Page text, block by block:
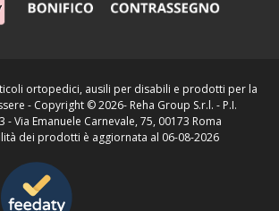
ortopedici, ausili per disabili e prodotti per la
- Copyright ©2026- Reha Group S.r.l. - P.I.
- Via Emanuele Carnevale, 75, 00173 Roma
dei prodotti è aggiornata al 06-08-2026